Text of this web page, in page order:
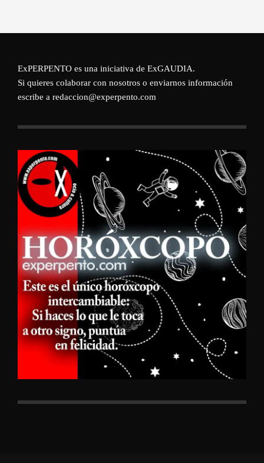
ExPERPENTO es una iniciativa de ExGAUDIA.
Si quieres colaborar con nosotros o enviarnos información
escribe a redaccion@experpento.com